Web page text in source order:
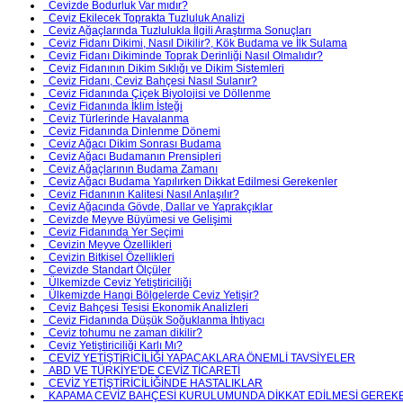
Cevizde Bodurluk Var mıdır?
Ceviz Ekilecek Toprakta Tuzluluk Analizi
Ceviz Ağaçlarında Tuzlulukla İlgili Araştırma Sonuçları
Ceviz Fidanı Dikimi, Nasıl Dikilir?, Kök Budama ve İlk Sulama
Ceviz Fidanı Dikiminde Toprak Derinliği Nasıl Olmalıdır?
Ceviz Fidanının Dikim Sıklığı ve Dikim Sistemleri
Ceviz Fidanı, Ceviz Bahçesi Nasıl Sulanır?
Ceviz Fidanında Çiçek Biyolojisi ve Döllenme
Ceviz Fidanında İklim İsteği
Ceviz Türlerinde Havalanma
Ceviz Fidanında Dinlenme Dönemi
Ceviz Ağacı Dikim Sonrası Budama
Ceviz Ağacı Budamanın Prensipleri
Ceviz Ağaçlarının Budama Zamanı
Ceviz Ağacı Budama Yapılırken Dikkat Edilmesi Gerekenler
Ceviz Fidanının Kalitesi Nasıl Anlaşılır?
Ceviz Ağacında Gövde, Dallar ve Yaprakçıklar
Cevizde Meyve Büyümesi ve Gelişimi
Ceviz Fidanında Yer Seçimi
Cevizin Meyve Özellikleri
Cevizin Bitkisel Özellikleri
Cevizde Standart Ölçüler
Ülkemizde Ceviz Yetiştiriciliği
Ülkemizde Hangi Bölgelerde Ceviz Yetişir?
Ceviz Bahçesi Tesisi Ekonomik Analizleri
Ceviz Fidanında Düşük Soğuklanma İhtiyacı
Ceviz tohumu ne zaman dikilir?
Ceviz Yetiştiriciliği Karlı Mı?
CEVİZ YETİŞTİRİCİLİĞİ YAPACAKLARA ÖNEMLİ TAVSİYELER
ABD VE TÜRKİYE'DE CEVİZ TİCARETİ
CEVİZ YETİŞTİRİCİLİĞİNDE HASTALIKLAR
KAPAMA CEVİZ BAHÇESİ KURULUMUNDA DİKKAT EDİLMESİ